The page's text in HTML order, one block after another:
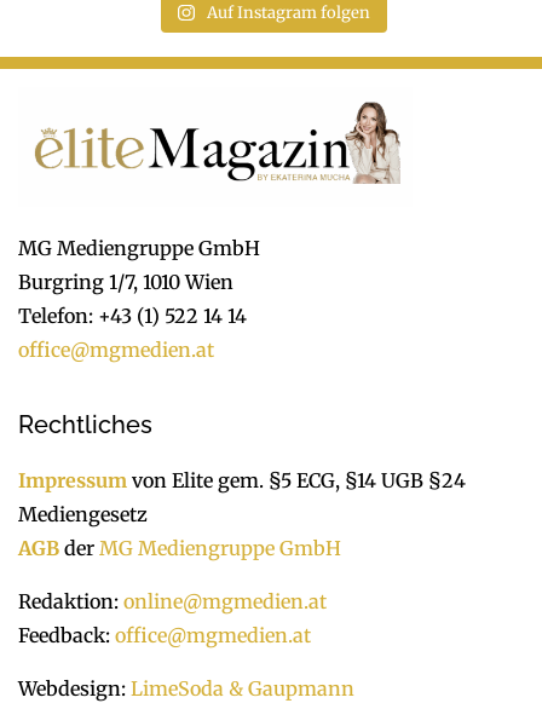
Auf Instagram folgen
MG Mediengruppe GmbH
Burgring 1/7, 1010 Wien
Telefon: +43 (1) 522 14 14
office@mgmedien.at
Rechtliches
Impressum von Elite gem. §5 ECG, §14 UGB §24
Mediengesetz
AGB der MG Mediengruppe GmbH
Redaktion: online@mgmedien.at
Feedback: office@mgmedien.at
Webdesign: LimeSoda & Gaupmann